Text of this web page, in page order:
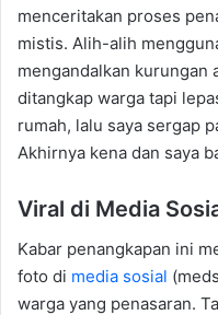
menceritakan proses
mistis. Alih-alih
mengandalkan kurungan
ditangkap warga tapi
rumah, lalu saya sergap
Akhirnya kena dan saya
Viral di Media
Kabar penangkapan ini
foto di media sosial
warga yang penasaran.